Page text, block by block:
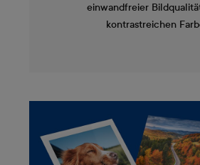
einwandfreier
kontrastreichen